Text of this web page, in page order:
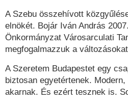
A Szebu összehívott
elnökét. Bojár Iván András
Önkormányzat Városarculati
megfogalmazzuk a
A Szeretem Budapestet egy
biztosan egyetértenek.
akarnak. És ezért tesznek is.